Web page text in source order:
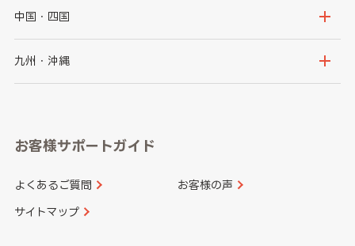
千葉県
石川県
山梨県
愛知県
大阪府
京都府
和歌山県
中国・四国
鳥取県
山口県
香川県 愛媛県
九州・沖縄
長崎県
大分県 宮崎県
お客様サポートガイド
よくあるご質問 お客様の声
サイトマップ